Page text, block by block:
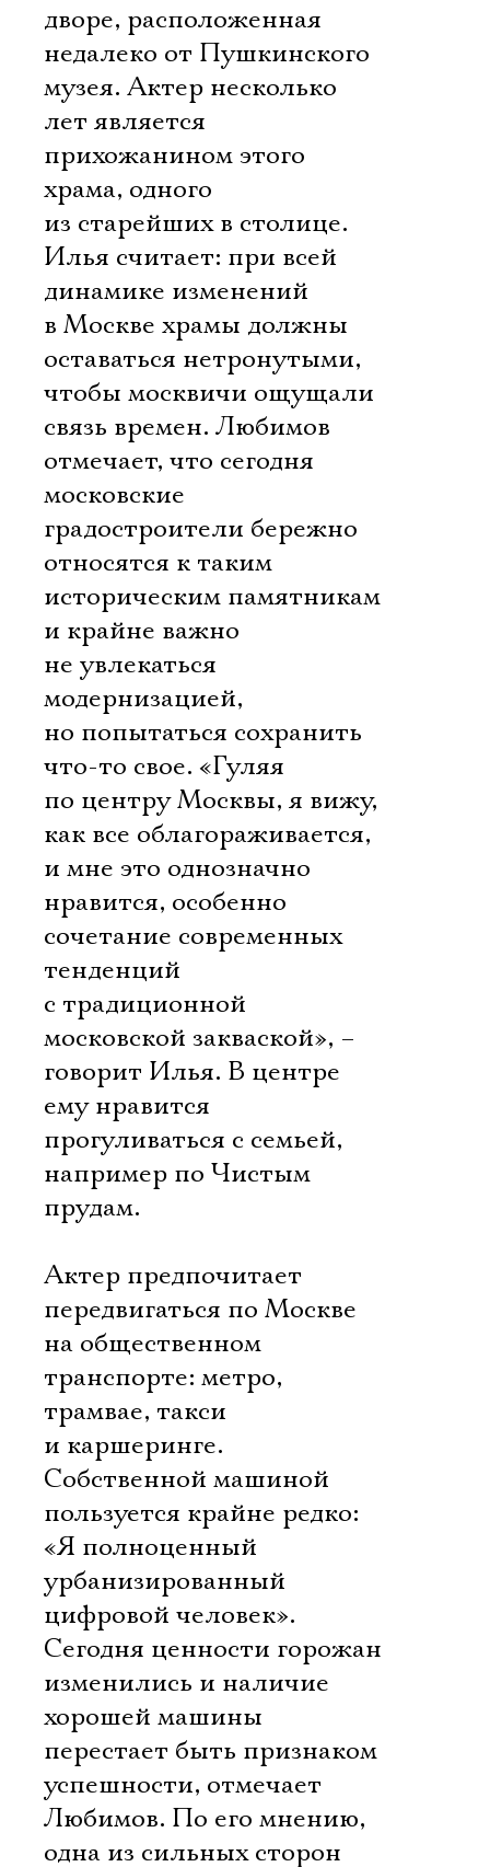
дворе, расположенная
недалеко от Пушкинского
музея. Актер несколько
лет является
прихожанином этого
храма, одного
из старейших в столице.
Илья считает: при всей
динамике изменений
в Москве храмы должны
оставаться нетронутыми,
чтобы москвичи ощущали
связь времен. Любимов
отмечает, что сегодня
московские
градостроители бережно
относятся к таким
историческим памятникам
и крайне важно
не увлекаться
модернизацией,
но попытаться сохранить
что-то свое. «Гуляя
по центру Москвы, я вижу,
как все облагораживается,
и мне это однозначно
нравится, особенно
сочетание современных
тенденций
с традиционной
московской закваской», –
говорит Илья. В центре
ему нравится
прогуливаться с семьей,
например по Чистым
прудам.
Актер предпочитает
передвигаться по Москве
на общественном
транспорте: метро,
трамвае, такси
и каршеринге.
Собственной машиной
пользуется крайне редко:
«Я полноценный
урбанизированный
цифровой человек».
Сегодня ценности горожан
изменились и наличие
хорошей машины
перестает быть признаком
успешности, отмечает
Любимов. По его мнению,
одна из сильных сторон